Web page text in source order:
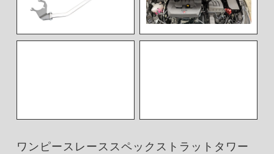
ワンピースレーススペックストラットタワー